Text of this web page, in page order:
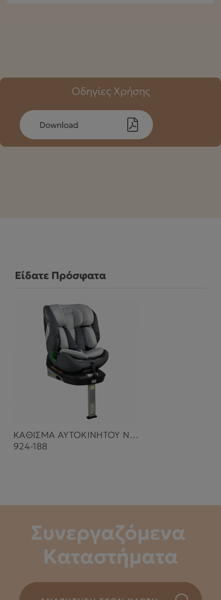
Οδηγίες Χρήσης
Download
Είδατε Πρόσφατα
ΚΑΘΙΣΜΑ ΑΥΤΟΚΙΝΗΤΟΥ NOBILE I-SIZE 360° 40-150cm GREY ICE
924-188